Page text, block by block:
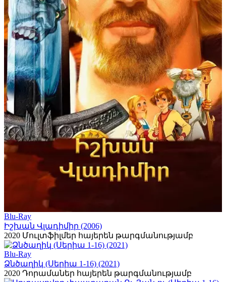
Blu-Ray
Իշխան Վլադիմիր (2006)
2020 Մուլտֆիլմեր հայերեն թարգմանությամբ
Blu-Ray
Ձնծաղիկ (Սերիա 1-16) (2021)
2020 Դորամաներ հայերեն թարգմանությամբ